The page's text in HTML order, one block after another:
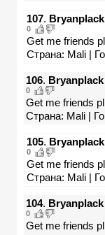
107. Bryanplack
0
Get me friends
Страна: Mali |
106. Bryanplack
0
Get me friends
Страна: Mali |
105. Bryanplack
0
Get me friends
Страна: Mali |
104. Bryanplack
0
Get me friends